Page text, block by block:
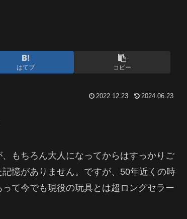
はてブ コピー
2022.12.23 2024.06.23
もちろん大人になってからはすっかりご
憶がありません。ですが、50年近くの時
て今でも現役の玩具とは超ロングセラー